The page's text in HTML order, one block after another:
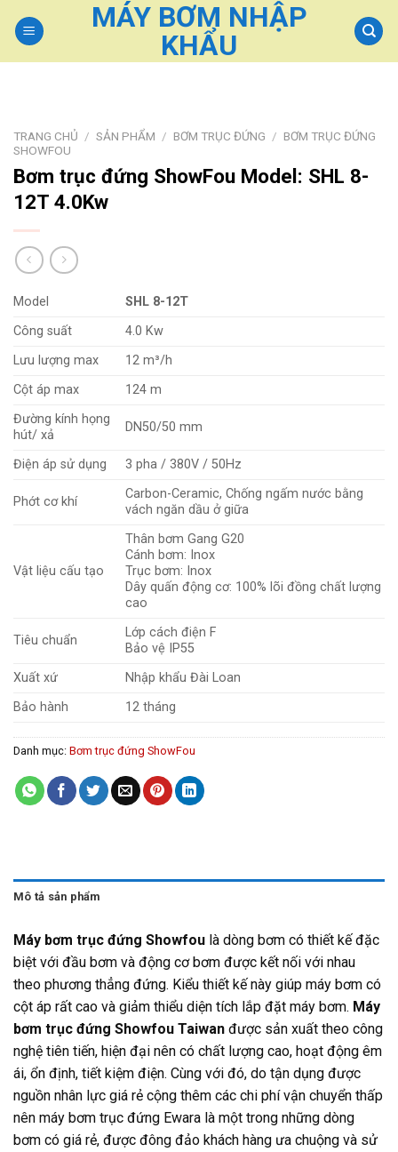
MÁY BƠM NHẬP
KHẨU
TRANG CHỦ / SẢN PHẨM / BƠM TRỤC ĐỨNG / BƠM TRỤC ĐỨNG
SHOWFOU
Bơm trục đứng ShowFou Model: SHL 8-
12T 4.0Kw
Model
SHL 8-12T
Công suất
4.0 Kw
Lưu lượng max
12 m³/h
Cột áp max
124 m
Đường kính họng
hút/ xả
DN50/50 mm
Điện áp sử dụng 3 pha / 380V / 50Hz
Phớt cơ khí
Carbon-Ceramic, Chống ngấm nước bằng
vách ngăn dầu ở giữa
Vật liệu cấu tạo
Thân bơm Gang G20
Cánh bơm: Inox
Trục bơm: Inox
Dây quấn động cơ: 100% lõi đồng chất lượng
cao
Tiêu chuẩn
Lớp cách điện F
Bảo vệ IP55
Xuất xứ
Nhập khẩu Đài Loan
Bảo hành
12 tháng
Danh mục: Bơm trục đứng ShowFou
Mô tả sản phẩm
Máy bơm trục đứng Showfou là dòng bơm có thiết kế đặc
biệt với đầu bơm và động cơ bơm được kết nối với nhau
theo phương thẳng đứng. Kiểu thiết kế này giúp máy bơm có
cột áp rất cao và giảm thiểu diện tích lắp đặt máy bơm. Máy
bơm trục đứng Showfou Taiwan được sản xuất theo công
nghệ tiên tiến, hiện đại nên có chất lượng cao, hoạt động êm
ái, ổn định, tiết kiệm điện. Cùng với đó, do tận dụng được
nguồn nhân lực giá rẻ cộng thêm các chi phí vận chuyển thấp
nên máy bơm trục đứng Ewara là một trong những dòng
bơm có giá rẻ, được đông đảo khách hàng ưa chuộng và sử